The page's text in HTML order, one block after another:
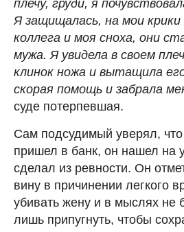
плечу, груди, я
Я защищалась, на мои крики
коллега и моя сноха, они
мужа. Я увидела в своем
клинок ножа и вытащила
скорая помощь и забрала
суде потерпевшая.
Сам подсудимый уверял,
пришел в банк, он нашел на
сделал из ревности. Он
вину в причинении легкого
убивать жену и в мыслях не
лишь припугнуть, чтобы